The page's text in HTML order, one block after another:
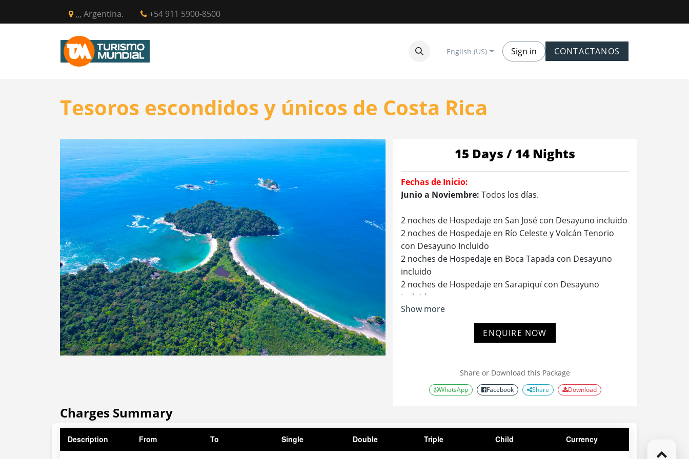
,,, Argentina. +54 911 5900-8500
English (US) Sign in CONTACTANOS
Tesoros escondidos y únicos de Costa Rica
15 Days / 14 Nights
Fechas de Inicio:
Junio a Noviembre: Todos los días.
2 noches de Hospedaje en San José con Desayuno incluido
2 noches de Hospedaje en Río Celeste y Volcán Tenorio
con Desayuno Incluido
2 noches de Hospedaje en Boca Tapada con Desayuno
incluido
2 noches de Hospedaje en Sarapiquí con Desayuno
incluido
2 noches de Hospedaje en Turrialba con Desayuno
2 noches de Hospedaje en Los Santos con Desayuno
Show more
ENQUIRE NOW
Share or Download this Package
WhatsApp Facebook Share Download
Charges Summary
Description From To Single Double Triple Child Currency